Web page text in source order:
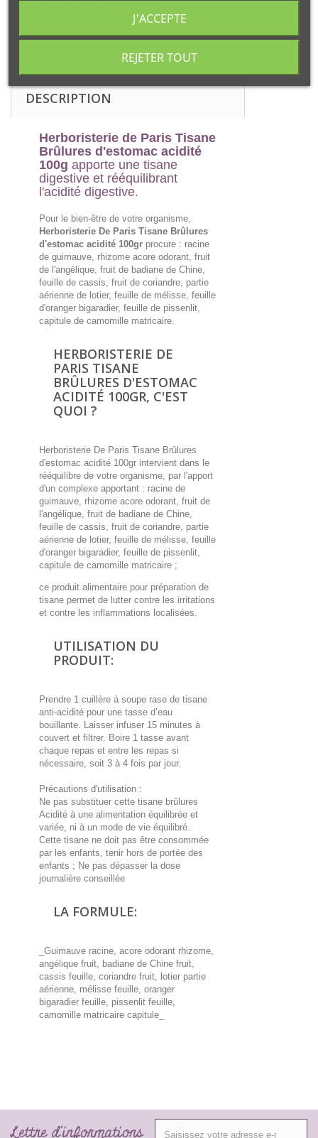
DESCRIPTION
Herboristerie de Paris Tisane
Brûlures d'estomac acidité
100g apporte une tisane
digestive et rééquilibrant
l'acidité digestive.
Pour le bien-être de votre organisme,
Herboristerie De Paris Tisane Brûlures
d'estomac acidité 100gr procure : racine
de guimauve, rhizome acore odorant, fruit
de l'angélique, fruit de badiane de Chine,
feuille de cassis, fruit de coriandre, partie
aérienne de lotier, feuille de mélisse, feuille
d'oranger bigaradier, feuille de pissenlit,
capitule de camomille matricaire.
HERBORISTERIE DE
PARIS TISANE
BRÛLURES D'ESTOMAC
ACIDITÉ 100GR, C'EST
QUOI ?
Herboristerie De Paris Tisane Brûlures
d'estomac acidité 100gr intervient dans le
rééquilibre de votre organisme, par l'apport
d'un complexe apportant : racine de
guimauve, rhizome acore odorant, fruit de
l'angélique, fruit de badiane de Chine,
feuille de cassis, fruit de coriandre, partie
aérienne de lotier, feuille de mélisse, feuille
d'oranger bigaradier, feuille de pissenlit,
capitule de camomille matricaire ;
ce produit alimentaire pour préparation de
tisane permet de lutter contre les irritations
et contre les inflammations localisées.
UTILISATION DU
PRODUIT:
Prendre 1 cuillère à soupe rase de tisane
anti-acidité pour une tasse d’eau
bouillante. Laisser infuser 15 minutes à
couvert et filtrer. Boire 1 tasse avant
chaque repas et entre les repas si
nécessaire, soit 3 à 4 fois par jour.
Précautions d'utilisation :
Ne pas substituer cette tisane brûlures
Acidité à une alimentation équilibrée et
variée, ni à un mode de vie équilibré.
Cette tisane ne doit pas être consommée
par les enfants, tenir hors de portée des
enfants ; Ne pas dépasser la dose
journalière conseillée
LA FORMULE:
_Guimauve racine, acore odorant rhizome,
angélique fruit, badiane de Chine fruit,
cassis feuille, coriandre fruit, lotier partie
aérienne, mélisse feuille, oranger
bigaradier feuille, pissenlit feuille,
camomille matricaire capitule_
REJETER TOUT
J'ACCEPTE
Lettre d'informations